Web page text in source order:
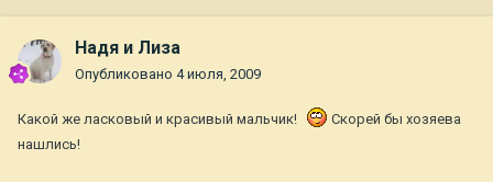
Надя и Лиза
Опубликовано 4 июля, 2009
Какой же ласковый и красивый мальчик!
Скорей бы хозяева
нашлись!